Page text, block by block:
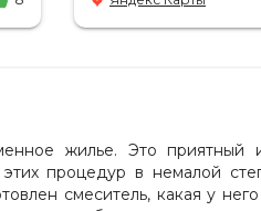
я
не было.
жилье. Это
процедур в немалой
смеситель, какая у